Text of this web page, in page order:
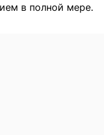
в полной мере.